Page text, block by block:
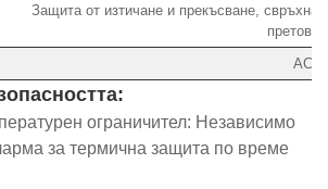
Защита от изтичане и прекъсване,
ограничител: Независимо
за термична защита по време